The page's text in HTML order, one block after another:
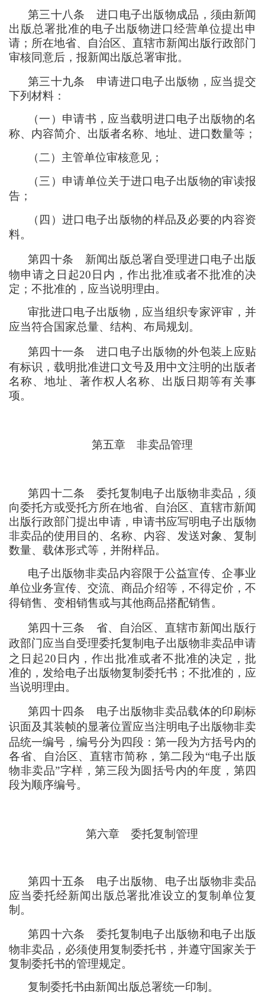
第三十八条 进口电子出版物成品 ，须由新闻
出版总署批准的电子出版物进口经营单位提出申
请 ； 所在地省、自治区、直辖市新闻出版行政部门
审核同意后 ， 报新闻出版总署审批。
第三十九条 申请进口电子出版物 ， 应当提交
下列材料 ：
（一 ） 申请书 ， 应当载明进口电子出版物的名
称、内容简介、出版者名称、地址、进口数量等 ；
（二） 主管单位审核意见 ；
（三 ） 申请单位关于进口电子出版物的审读报
告 ；
（ 四 ） 进口电子出版物的样品及必要的内容资
料。
第四十条 新闻出版总署自受理进口电子出版
物申请之日起20日内 ，作出批准或者不批准的决
定 ； 不批准的 ， 应当说明理由。
审批进口电子出版物 ， 应当组织专家评审 ， 并
应当符合国家总量、结构、布局规划。
第四十一条 进口电子出版物的外包装上应贴
有标识 ， 载明批准进口文号及用中文注明的出版者
名称、地址、著作权人名称、出版日期等有关事
项。
第五章 非卖品管理
第四十二条 委托复制电子出版物非卖品 ，须
向委托方或受托方所在地省、自治区、直辖市新闻
出版行政部门提出申请 ， 申请书应写明电子出版物
非卖品的使用目的、名称、内容、发送对象、复制
数量、载体形式等 ， 并附样品。
电子出版物非卖品内容限于公益宣传、企事业
单位业务宣传、交流、商品介绍等 ， 不得定价 ， 不
得销售、变相销售或与其他商品搭配销售。
第四十三条 省、自治区、直辖市新闻出版行
政部门应当自受理委托复制电子出版物非卖品申请
之日起20日内 ，作出批准或者不批准的决定 ，批
准的 ， 发给电子出版物复制委托书 ； 不批准的 ， 应
当说明理由。
第四十四条 电子出版物非卖品载体的印刷标
识面及其装帧的显著位置应当注明电子出版物非卖
品统一编号 ， 编号分为四段 ： 第一段为方括号内的
各省、自治区、直辖市简称 ， 第二段为“电子出版
物非卖品”字样 ，第三段为圆括号内的年度 ， 第四
段为顺序编号。
第六章 委托复制管理
第四十五条 电子出版物、电子出版物非卖品
应当委托经新闻出版总署批准设立的复制单位复
制。
第四十六条 委托复制电子出版物和电子出版
物非卖品 ， 必须使用复制委托书 ， 并遵守国家关于
复制委托书的管理规定。
复制委托书由新闻出版总署统一印制。